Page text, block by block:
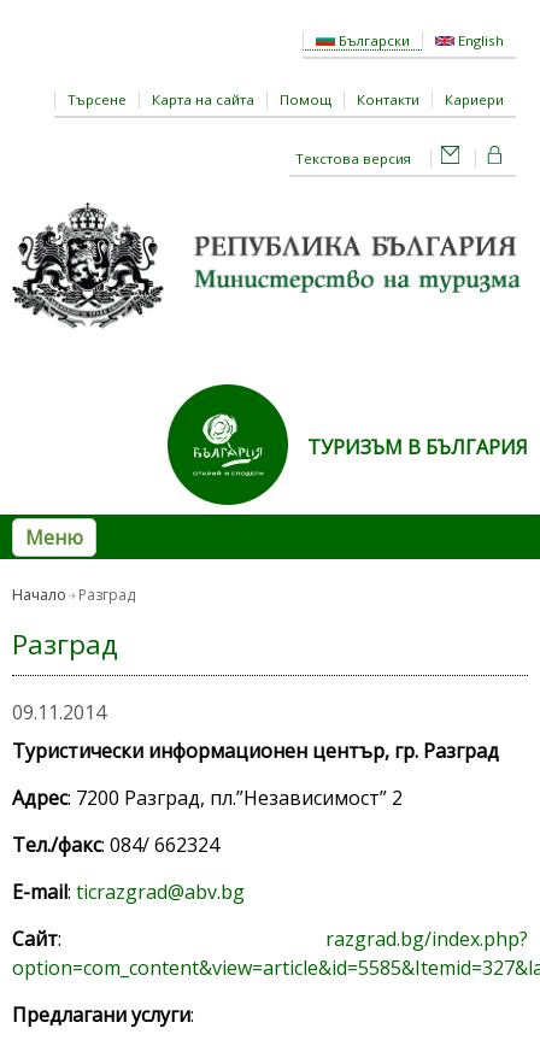
Български English
Търсене Карта на сайта Помощ Контакти Кариери
Текстова версия
ТУРИЗЪМ В БЪЛГАРИЯ
Меню
Начало Разград
Разград
09.11.2014
Туристически информационен център, гр. Разград
Адрес: 7200 Разград, пл.”Независимост” 2
Тел./факс: 084/ 662324
E-mail: ticrazgrad@abv.bg
Сайт: razgrad.bg/index.php?
Предлагани услуги: